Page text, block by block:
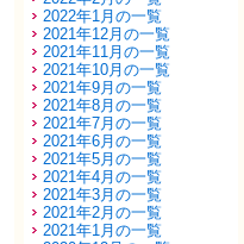
2022年1月の一覧
2021年12月の一覧
2021年11月の一覧
2021年10月の一覧
2021年9月の一覧
2021年8月の一覧
2021年7月の一覧
2021年6月の一覧
2021年5月の一覧
2021年4月の一覧
2021年3月の一覧
2021年2月の一覧
2021年1月の一覧